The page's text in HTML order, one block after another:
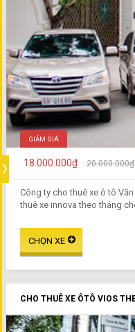
GIẢM GIÁ
18.000.000₫ 20.000.000₫
Công ty cho thuê xe ô tô
thuê xe innova theo tháng
CHO THUÊ XE ÔTÔ VIOS